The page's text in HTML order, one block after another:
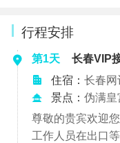
行程安排
第1天
长春VIP
住宿： 长春网
景点： 伪满皇
尊敬的贵宾欢迎
工作人员在出口